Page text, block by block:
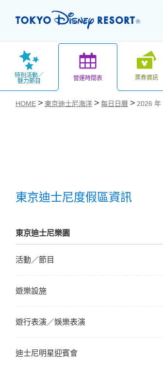
特別活動／
魅力節目
營運時間表 票券資訊
HOME 東京迪士尼海洋 每日日曆 2026
東京迪士尼度假區資訊
東京迪士尼樂園
活動／節目
遊樂設施
遊行表演／娛樂表演
迪士尼明星迎賓會